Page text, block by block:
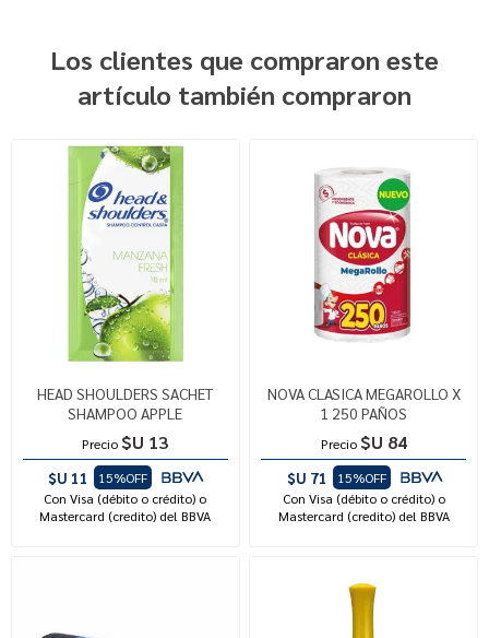
Los clientes que compraron este
artículo también compraron
HEAD SHOULDERS SACHET
SHAMPOO APPLE
Precio $U 13
$U 11
15%OFF
Con Visa (débito o crédito) o
Mastercard (credito) del BBVA
NOVA CLASICA MEGAROLLO X
1 250 PAÑOS
Precio $U 84
$U 71
15%OFF
Con Visa (débito o crédito) o
Mastercard (credito) del BBVA